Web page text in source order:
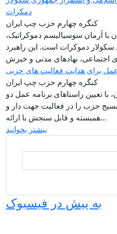
دمکرات
کنگره چهارم حزب چپ ایران
آرمان سوسیالیسم دموکراتیک،
دموکرات است. این راهبرد
عمل برای هدایت فعالیت های حزبی
کنگره چهارم حزب چپ ایران
تعیین راستاهای برنامه عمل دو
بسیج حزب را در فعالیت جهت دار و
همبسته و قابل سنجش با ارائه…
بیشتر بخوانید
به پیش در فیسبوک